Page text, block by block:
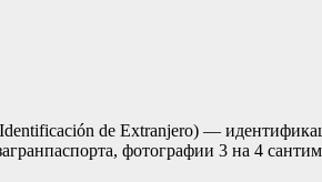
de Extranjero) —
фотографии 3 на 4